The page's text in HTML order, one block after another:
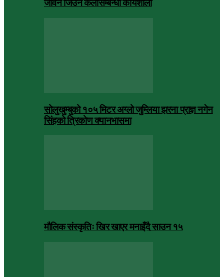
जीवन जिउने कलासम्बन्धी कार्यशाला
सोलुखुम्बुको १०५ मिटर अग्लो जुम्लिया झरना प्राज्ञ नगेन
सिंहको त्रिकोण क्यानभासमा
मौलिक संस्कृतिः खिर खाएर मनाइँदै साउन १५